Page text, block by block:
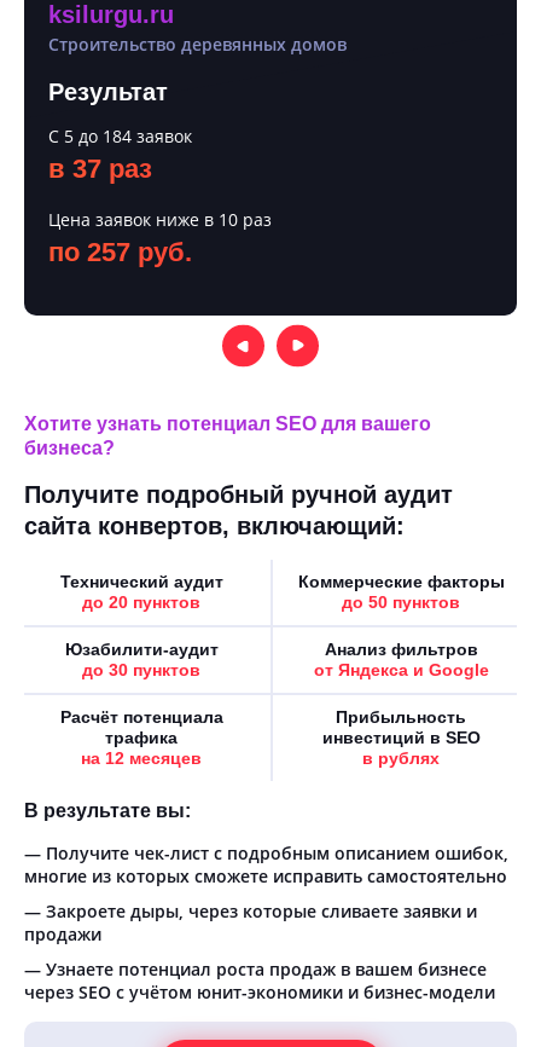
ksilurgu.ru
Строительство деревянных домов
Результат
С 5 до 184 заявок
в 37 раз
Цена заявок ниже в 10 раз
по 257 руб.
Хотите узнать потенциал SEO для вашего
бизнеса?
Получите подробный ручной аудит
сайта конвертов, включающий:
Технический аудит
до 20 пунктов
Коммерческие факторы
до 50 пунктов
Юзабилити-аудит
до 30 пунктов
Анализ фильтров
от Яндекса и Google
Расчёт потенциала
трафика
на 12 месяцев
Прибыльность
инвестиций в SEO
в рублях
В результате вы:
— Получите чек-лист с подробным описанием ошибок,
многие из которых сможете исправить самостоятельно
— Закроете дыры, через которые сливаете заявки и
продажи
— Узнаете потенциал роста продаж в вашем бизнесе
через SEO с учётом юнит-экономики и бизнес-модели